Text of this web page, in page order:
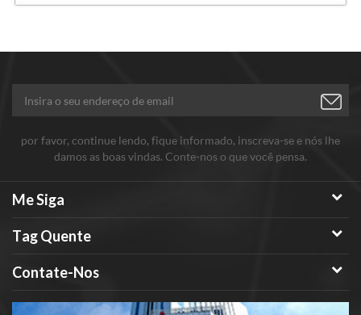
por favor, continue lendo, fique informado, inscreva-se e nós lhe
damos as boas vindas. Conte-nos o que você pensa.
Me Siga
Tag Quente
Contate-Nos